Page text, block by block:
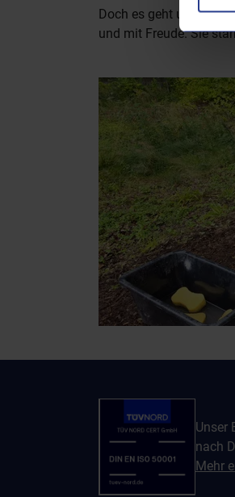
Doch es geht um mehr
und mit Freude. Sie
Unser
nach
Mehr